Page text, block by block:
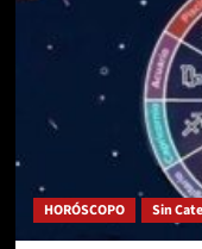
HORÓSCOPO Sin